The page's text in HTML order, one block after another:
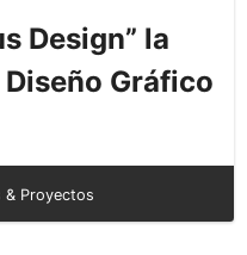
Design” la
Gráfico
& Proyectos